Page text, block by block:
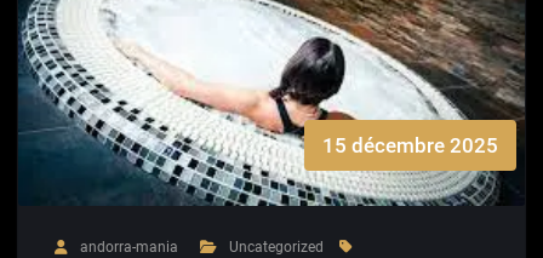
15 décembre 2025
andorra-mania
Uncategorized